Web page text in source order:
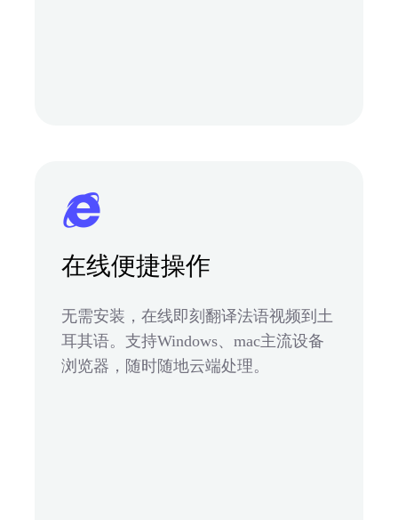
在线便捷操作
无需安装，在线即刻翻译法语视频到土
耳其语。支持Windows、mac主流设备
浏览器，随时随地云端处理。